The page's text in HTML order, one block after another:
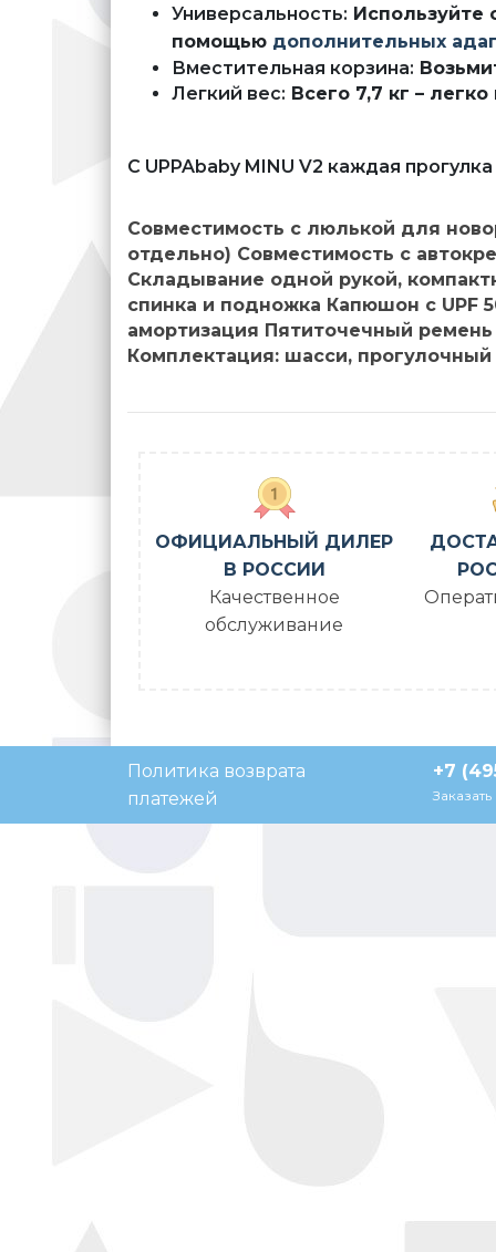
Универсальность:
помощью дополнительных
Вместительная корзина:
Легкий вес: Всего 7,7 кг –
С UPPAbaby MINU V2 каждая
Совместимость с люлькой для
отдельно) Совместимость с
Складывание одной рукой,
спинка и подножка Капюшон с UPF
амортизация Пятиточечный
Комплектация: шасси,
ОФИЦИАЛЬНЫЙ ДИЛЕР
В РОССИИ
Качественное
обслуживание
Политика возврата
платежей
+7